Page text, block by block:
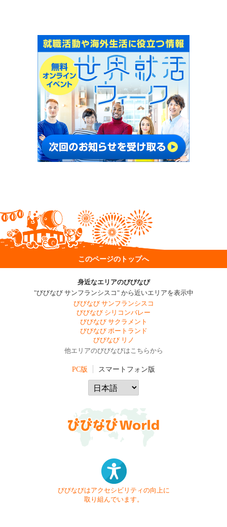
このページのトップへ
身近なエリアのびびなび
"びびなび サンフランシスコ" から近いエリアを表示中
びびなび サンフランシスコ
びびなび シリコンバレー
びびなび サクラメント
びびなび ポートランド
びびなび リノ
他エリアのびびなびはこちらから
PC版 スマートフォン版
びびなびはアクセシビリティの向上に
取り組んでいます。